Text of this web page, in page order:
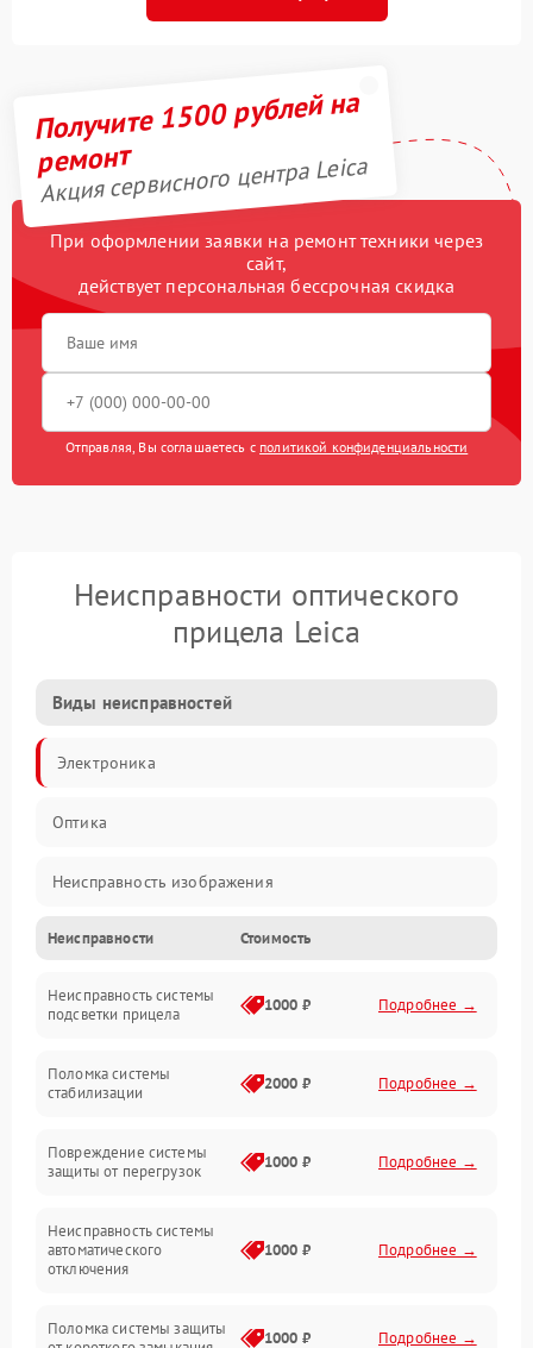
Получите 1500 рублей на
ремонт
Акция сервисного центра Leica
При оформлении заявки на ремонт техники через
сайт,
действует персональная бессрочная скидка
Отправляя, Вы соглашаетесь с политикой конфиденциальности
Неисправности оптического
прицела Leica
Виды неисправностей
Электроника
Оптика
Неисправность изображения
Механические повреждения
Неисправность фокусировки и оптики
Электропитание
Механика
Неисправности Стоимость
Неисправность системы
подсветки прицела
1000 ₽ Подробнее →
Поломка системы
стабилизации
2000 ₽ Подробнее →
Повреждение системы
защиты от перегрузок
1000 ₽ Подробнее →
Неисправность системы
автоматического
отключения
1000 ₽ Подробнее →
Поломка системы защиты
1000 ₽ Подробнее →